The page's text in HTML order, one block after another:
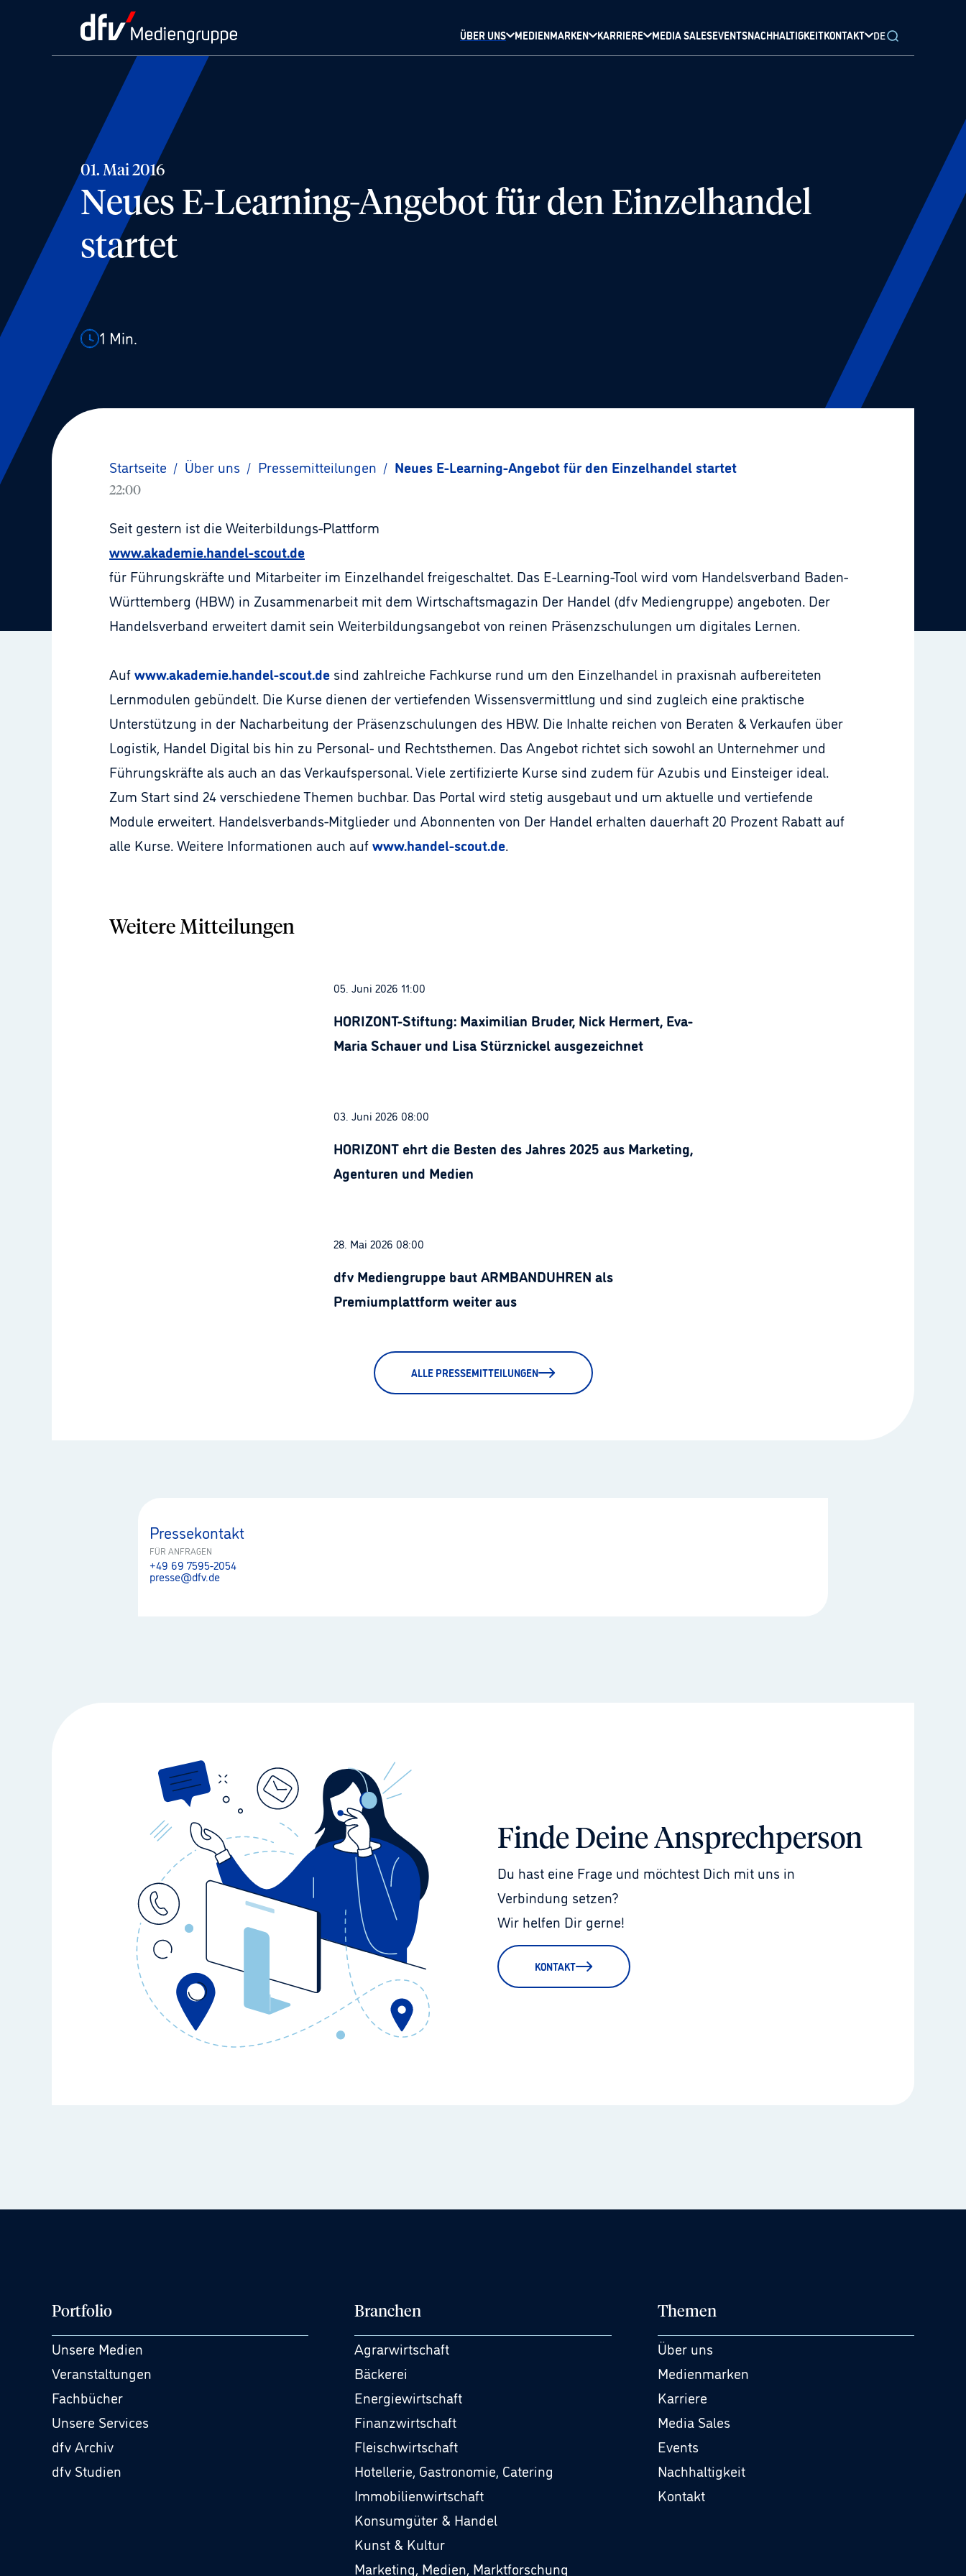
ÜBER UNS MEDIENMARKEN KARRIERE MEDIA SALESEVENTSNACHHALTIGKEITKONTAKT DE
01. Mai 2016
Neues E-Learning-Angebot für den Einzelhandel
startet
1 Min.
Startseite / Über uns / Pressemitteilungen / Neues E-Learning-Angebot für den Einzelhandel startet
22:00
Seit gestern ist die Weiterbildungs-Plattform
www.akademie.handel-scout.de
für Führungskräfte und Mitarbeiter im Einzelhandel freigeschaltet. Das E-Learning-Tool wird vom Handelsverband Baden-
Württemberg (HBW) in Zusammenarbeit mit dem Wirtschaftsmagazin Der Handel (dfv Mediengruppe) angeboten. Der
Handelsverband erweitert damit sein Weiterbildungsangebot von reinen Präsenzschulungen um digitales Lernen.
Aufwww.akademie.handel-scout.de sind zahlreiche Fachkurse rund um den Einzelhandel in praxisnah aufbereiteten
Lernmodulen gebündelt. Die Kurse dienen der vertiefenden Wissensvermittlung und sind zugleich eine praktische
Unterstützung in der Nacharbeitung der Präsenzschulungen des HBW. Die Inhalte reichen von Beraten & Verkaufen über
Logistik, Handel Digital bis hin zu Personal- und Rechtsthemen. Das Angebot richtet sich sowohl an Unternehmer und
Führungskräfte als auch an das Verkaufspersonal. Viele zertifizierte Kurse sind zudem für Azubis und Einsteiger ideal.
Zum Start sind 24 verschiedene Themen buchbar. Das Portal wird stetig ausgebaut und um aktuelle und vertiefende
Module erweitert. Handelsverbands-Mitglieder und Abonnenten von Der Handel erhalten dauerhaft 20 Prozent Rabatt auf
alle Kurse. Weitere Informationen auch aufwww.handel-scout.de.
Weitere Mitteilungen
05. Juni 2026 11:00
HORIZONT-Stiftung: Maximilian Bruder, Nick Hermert, Eva-
Maria Schauer und Lisa Stürznickel ausgezeichnet
03. Juni 2026 08:00
HORIZONT ehrt die Besten des Jahres 2025 aus Marketing,
Agenturen und Medien
28. Mai 2026 08:00
dfv Mediengruppe baut ARMBANDUHREN als
Premiumplattform weiter aus
ALLE PRESSEMITTEILUNGEN
Pressekontakt
FÜR ANFRAGEN
+49 69 7595-2054
presse@dfv.de
Finde Deine Ansprechperson
Du hast eine Frage und möchtest Dich mit uns in
Verbindung setzen?
Wir helfen Dir gerne!
KONTAKT
Portfolio
Unsere Medien
Veranstaltungen
Fachbücher
Unsere Services
dfv Archiv
dfv Studien
Branchen
Agrarwirtschaft
Bäckerei
Energiewirtschaft
Finanzwirtschaft
Fleischwirtschaft
Hotellerie, Gastronomie, Catering
Immobilienwirtschaft
Konsumgüter & Handel
Kunst & Kultur
Marketing, Medien, Marktforschung
Themen
Über uns
Medienmarken
Karriere
Media Sales
Events
Nachhaltigkeit
Kontakt